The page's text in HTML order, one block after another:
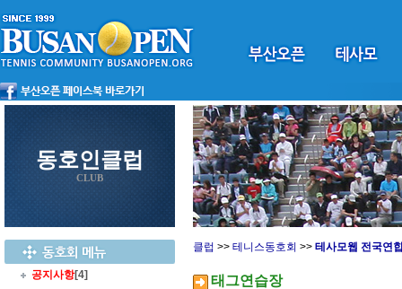
동호인클럽
CLUB
공지사항[4]
클럽 >> 테니스동호회 >> 테사모웹 전국연
태그연습장